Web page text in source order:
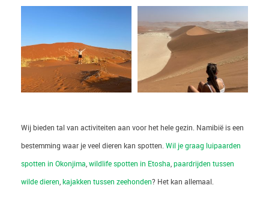
Wij bieden tal van activiteiten aan voor het hele gezin. Namibië is een
bestemming waar je veel dieren kan spotten. Wil je graag luipaarden
spotten in Okonjima wildlife spotten in Etosha paardrijden tussen
wilde dieren kajakken tussen zeehonden? Het kan allemaal.